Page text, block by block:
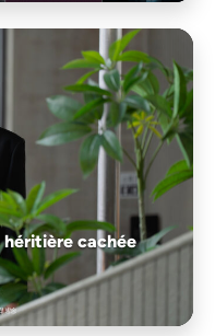
héritière cachée